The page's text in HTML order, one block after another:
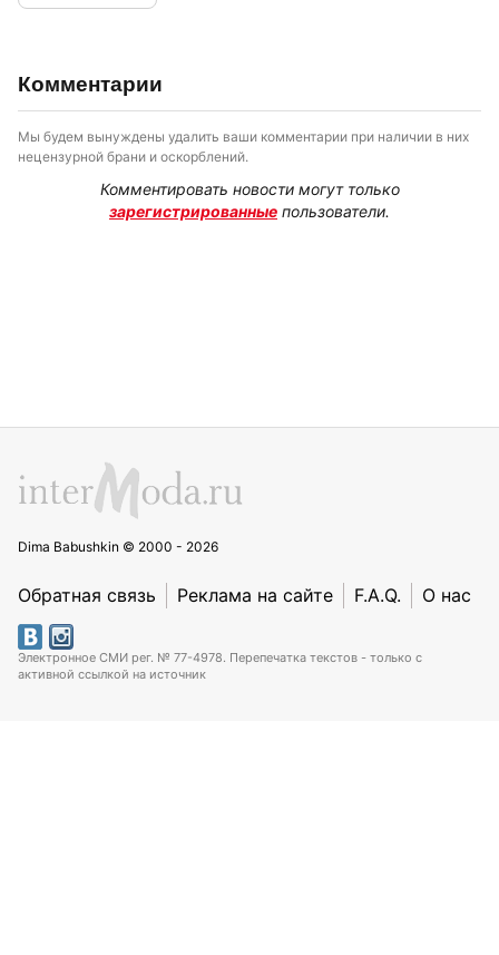
Комментарии
Мы будем вынуждены удалить ваши комментарии при наличии в них
нецензурной брани и оскорблений.
Комментировать новости могут только
зарегистрированные пользователи.
Dima Babushkin © 2000 - 2026
Обратная связь Реклама на сайте F.A.Q. О нас
Электронное СМИ рег. № 77-4978. Перепечатка текстов - только с
активной ссылкой на источник